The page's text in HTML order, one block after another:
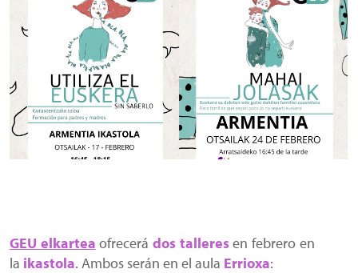
GEU elkartea ofrecerá dos talleresen febrero en
la ikastola. Ambos serán en el aula Errioxa: